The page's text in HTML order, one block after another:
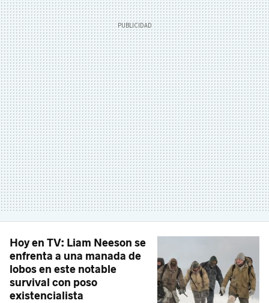
Hoy en TV: Liam Neeson se
enfrenta a una manada de
lobos en este notable
survival con poso
existencialista